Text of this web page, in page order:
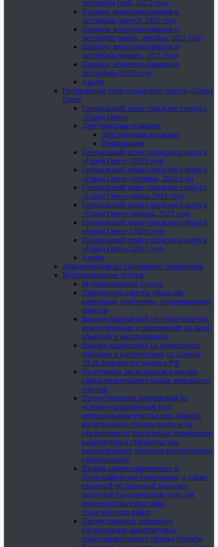
застройки (май, 2023 год)
Правила землепользования и
застройки (август, 2022 год)
Правила землепользования и
застройки (июнь, декабрь, 2021 год)
Правила землепользования и
застройки (январь, 2021 год)
Правила землепользования и
застройки (2020 год)
Архив
Генеральный план городского округа «Город
Орел»
Генеральный план городского округа
«Город Орел»
Действующая редакция
Действующая редакция
Информация
Генеральный план городского округа
«Город Орел» (2023 год)
Генеральный план городского округа
«Город Орел» (октябрь, 2022 год)
Генеральный план городского округа
«Город Орел» (июнь 2021 год)
Генеральный план городского округа
«Город Орел» (январь, 2021 год)
Генеральный план городского округа
«Город Орел» (2020 год)
Генеральный план городского округа
«Город Орел» (2017 год)
Архив
Документация по планировке территорий
Муниципальные услуги
Муниципальные услуги
Присвоение адресов объектам
адресации, изменение, аннулирование
адресов
Выдача разрешений на строительство,
реконструкцию и разрешений на ввод
объектов в эксплуатацию.
Выдача разрешений на размещение
объектов в соответствии со статьей
39.36 Земельного кодекса РФ
Подготовка, регистрация и выдача
градостроительного плана земельного
участка
Предоставление разрешений на
условно разрешенный вид
использования участка или объекта
капитального строительства и на
отклонение от предельных параметров
разрешенного строительства,
реконструкции объектов капитального
строительства
Выдача картографического и
топографического материала, а также
сведений об исходной планово-
высотной геодезической сети для
производства топографо-
геодезических работ
Предоставление решения о
согласовании архитектурно-
градостроительного облика объекта